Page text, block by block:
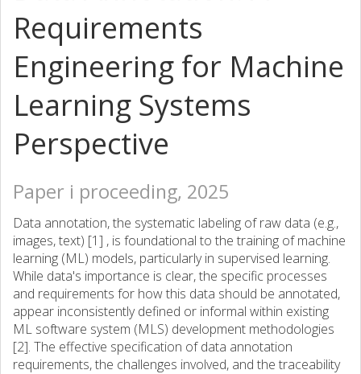
Requirements
Engineering for Machine
Learning Systems
Perspective
Paper i proceeding, 2025
Data annotation, the systematic labeling of raw data (e.g.,
images, text) [1] , is foundational to the training of machine
learning (ML) models, particularly in supervised learning.
While data's importance is clear, the specific processes
and requirements for how this data should be annotated,
appear inconsistently defined or informal within existing
ML software system (MLS) development methodologies
[2]. The effective specification of data annotation
requirements, the challenges involved, and the traceability